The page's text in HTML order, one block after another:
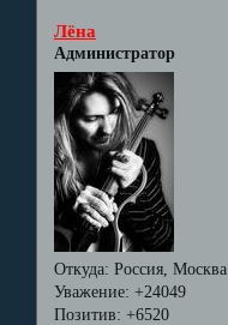
Лёна
Администратор
Откуда: Россия, Москва
Уважение: +24049
Позитив: +6520